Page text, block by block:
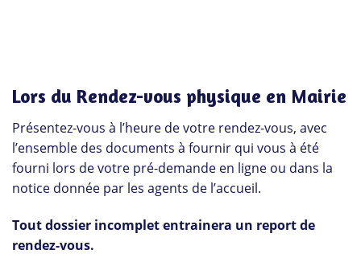
Lors du Rendez-vous physique en Mairie
Présentez-vous à l’heure de votre rendez-vous, avec
l’ensemble des documents à fournir qui vous à été
fourni lors de votre pré-demande en ligne ou dans la
notice donnée par les agents de l’accueil.
Tout dossier incomplet entrainera un report de
rendez-vous.